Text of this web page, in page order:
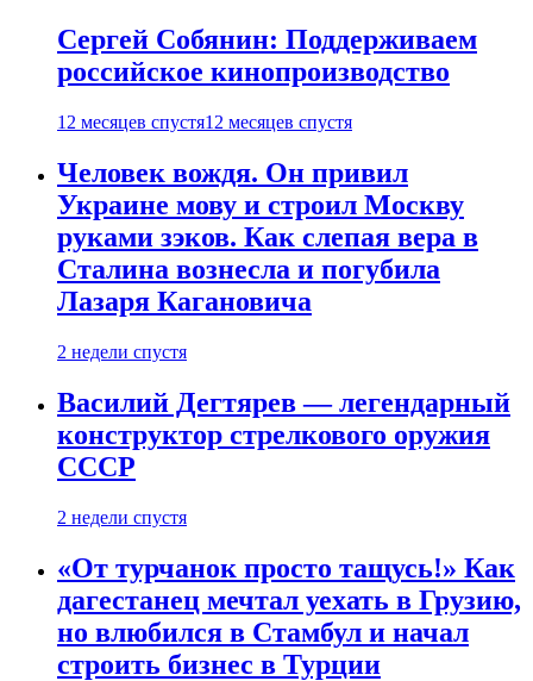
Сергей Собянин: Поддерживаем
российское кинопроизводство
12 месяцев спустя12 месяцев спустя
Человек вождя. Он привил
Украине мову и строил Москву
руками зэков. Как слепая вера в
Сталина вознесла и погубила
Лазаря Кагановича
2 недели спустя
Василий Дегтярев — легендарный
конструктор стрелкового оружия
СССР
2 недели спустя
«От турчанок просто тащусь!» Как
дагестанец мечтал уехать в Грузию,
но влюбился в Стамбул и начал
строить бизнес в Турции